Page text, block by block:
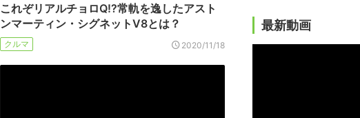
これぞリアルチョロQ!?常軌を逸したアスト
ンマーティン・シグネットV8とは？
クルマ 2020/11/18
最新動画